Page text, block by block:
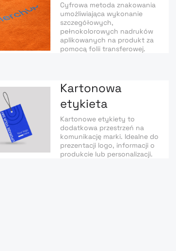
Cyfrowa metoda znakowania
umożliwiająca wykonanie
szczegółowych,
pełnokolorowych nadruków
aplikowanych na produkt za
pomocą folii transferowej.
Kartonowa
etykieta
Kartonowe etykiety to
dodatkowa przestrzeń na
komunikację marki. Idealne do
prezentacji logo, informacji o
produkcie lub personalizacji.